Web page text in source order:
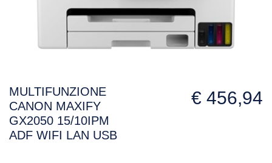
MULTIFUNZIONE
CANON MAXIFY
GX2050 15/10IPM
ADF WIFI LAN USB
€ 456,94